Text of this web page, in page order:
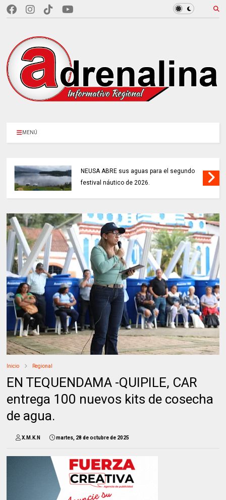
MENÚ
NEUSA ABRE sus aguas para el segundo
festival náutico de 2026.
Inicio Regional
EN TEQUENDAMA -QUIPILE, CAR
entrega 100 nuevos kits de cosecha
de agua.
X.M.K.N martes, 28 de octubre de 2025